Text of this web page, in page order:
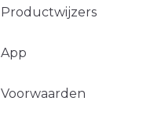
Productwijzers
App
Voorwaarden